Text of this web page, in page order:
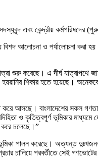
এবং কেন্দ্রীয় কর্মপরিষদের
আলোচনা ও পর্যালোচনা করা
শুরু করেছে। এ দীর্ঘ
শিকার হতে হয়েছে।
আসছে। বাংলাদেশের সকল
ও কৃতিত্বপূর্ণ ভূমিকার
করে চলেছে।”
ভূমিকা পালন করেছে। অত্যন্ত
চালিয়ে পরবর্তীতে সেই